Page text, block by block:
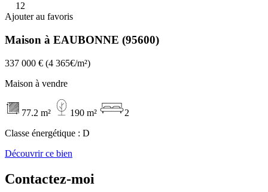
12
Ajouter au favoris
Maison à EAUBONNE (95600)
337 000 € (4 365€/m²)
Maison à vendre
77.2 m² 190 m²
2
Classe énergétique : D
Découvrir ce bien
Contactez-moi